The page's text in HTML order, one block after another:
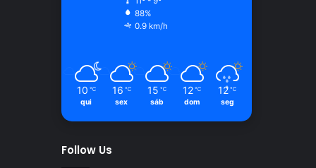
88%
0.9 km/h
10 ℃
qui
16 ℃
sex
15 ℃
sáb
12 ℃
dom
12 ℃
seg
Follow Us